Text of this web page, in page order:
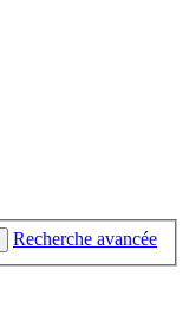
Recherche avancée